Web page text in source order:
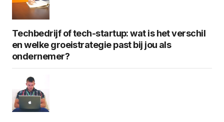
Techbedrijf of tech-startup: wat is het verschil
en welke groeistrategie past bij jou als
ondernemer?